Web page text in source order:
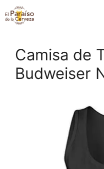
Saltar
al
Camisa de
Budweiser